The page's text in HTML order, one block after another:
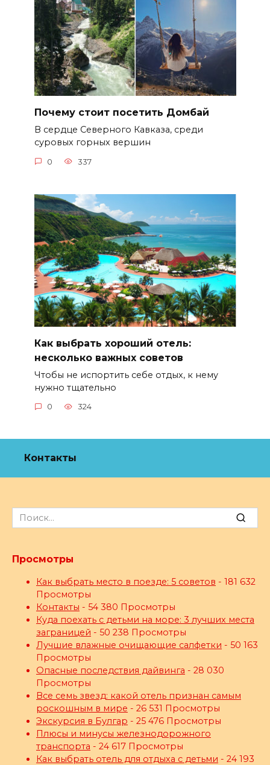
Почему стоит посетить Домбай
В сердце Северного Кавказа, среди
суровых горных вершин
0 337
Как выбрать хороший отель:
несколько важных советов
Чтобы не испортить себе отдых, к нему
нужно тщательно
0 324
Контакты
Search
for:
Просмотры
Как выбрать место в поезде: 5 советов - 181 632
Просмотры
Контакты - 54 380 Просмотры
Куда поехать с детьми на море: 3 лучших места
заграницей - 50 238 Просмотры
Лучшие влажные очищающие салфетки - 50 163
Просмотры
Опасные последствия дайвинга - 28 030
Просмотры
Все семь звезд: какой отель признан самым
роскошным в мире - 26 531 Просмотры
Экскурсия в Булгар - 25 476 Просмотры
Плюсы и минусы железнодорожного
транспорта - 24 617 Просмотры
Как выбрать отель для отдыха с детьми - 24 193